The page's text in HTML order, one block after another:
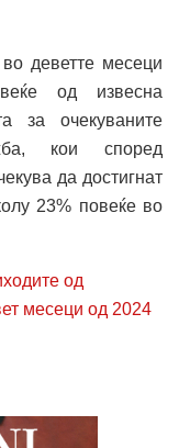
деветте месеци
од извесна
за очекуваните
кои според
да достигнат
23% повеќе во
од
месеци од 2024